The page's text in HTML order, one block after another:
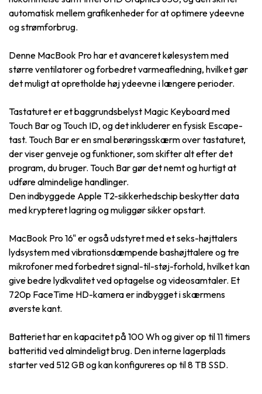
automatisk mellem grafikenheder for at optimere ydeevne
og strømforbrug.
Denne MacBook Pro har et avanceret kølesystem med
større ventilatorer og forbedret varmeafledning, hvilket gør
det muligt at opretholde høj ydeevne i længere perioder.
Tastaturet er et baggrundsbelyst Magic Keyboard med
Touch Bar og Touch ID, og det inkluderer en fysisk Escape-
tast. Touch Bar er en smal berøringsskærm over tastaturet,
der viser genveje og funktioner, som skifter alt efter det
program, du bruger. Touch Bar gør det nemt og hurtigt at
udføre almindelige handlinger.
Den indbyggede Apple T2-sikkerhedschip beskytter data
med krypteret lagring og muliggør sikker opstart.
MacBook Pro 16" er også udstyret med et seks-højttalers
lydsystem med vibrationsdæmpende bashøjttalere og tre
mikrofoner med forbedret signal-til-støj-forhold, hvilket kan
give bedre lydkvalitet ved optagelse og videosamtaler. Et
720p FaceTime HD-kamera er indbygget i skærmens
øverste kant.
Batteriet har en kapacitet på 100 Wh og giver op til 11 timers
batteritid ved almindeligt brug. Den interne lagerplads
starter ved 512 GB og kan konfigureres op til 8 TB SSD.